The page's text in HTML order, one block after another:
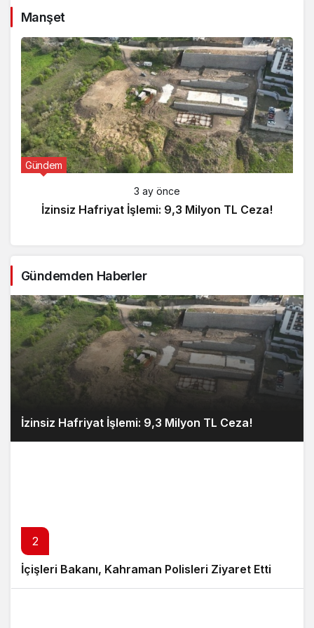
Manşet
Gündem
3 ay önce
İzinsiz Hafriyat İşlemi: 9,3 Milyon TL Ceza!
Gündemden Haberler
İzinsiz Hafriyat İşlemi: 9,3 Milyon TL Ceza!
2
İçişleri Bakanı, Kahraman Polisleri Ziyaret Etti